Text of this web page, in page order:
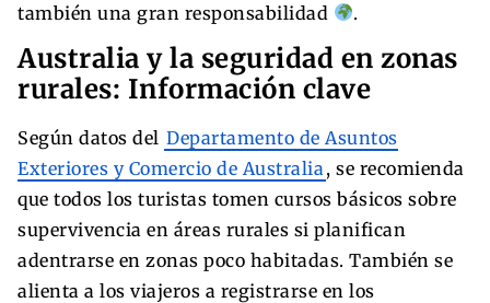
también una gran responsabilidad
.
Australia y la seguridad en zonas
rurales: Información clave
Según datos del Departamento de Asuntos
Exteriores y Comercio de Australia , se recomienda
que todos los turistas tomen cursos básicos sobre
supervivencia en áreas rurales si planifican
adentrarse en zonas poco habitadas. También se
alienta a los viajeros a registrarse en los